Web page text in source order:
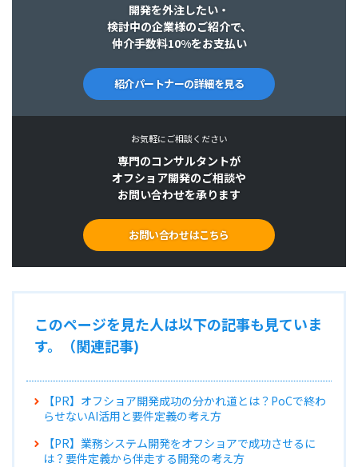
開発を外注したい・
検討中の企業様のご紹介で、
仲介手数料10%をお支払い
紹介パートナーの詳細を見る
お気軽にご相談ください
専門のコンサルタントが
オフショア開発のご相談や
お問い合わせを承ります
お問い合わせはこちら
このページを見た人は以下の記事も見ていま
す。（関連記事)
【PR】オフショア開発成功の分かれ道とは？PoCで終わ
らせないAI活用と要件定義の考え方
【PR】業務システム開発をオフショアで成功させるに
は？要件定義から伴走する開発の考え方